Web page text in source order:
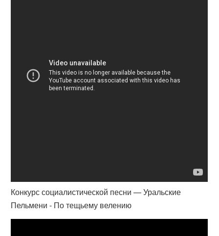
Конкурс социалистической песни — Уральские
Пельмени - По тещьему велению